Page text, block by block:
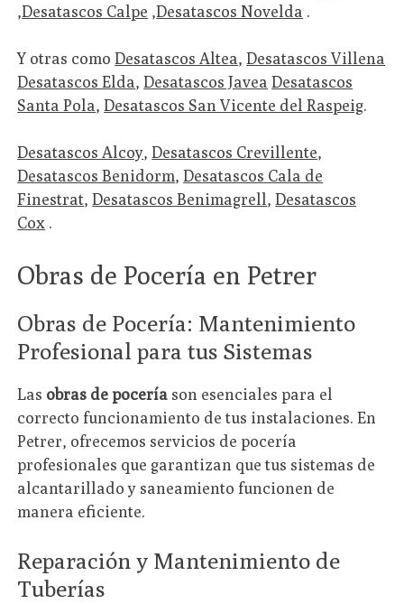
,Desatascos Calpe ,Desatascos Novelda .
Y otras comoDesatascos Altea,Desatascos Villena
Desatascos Elda,Desatascos Javea Desatascos
Santa Pola,Desatascos San Vicente del Raspeig.
Desatascos Alcoy,Desatascos Crevillente,
Desatascos Benidorm,Desatascos Cala de
Finestrat,Desatascos Benimagrell,Desatascos
Cox .
Obras de Pocería en Petrer
Obras de Pocería: Mantenimiento
Profesional para tus Sistemas
Las obras de pocería son esenciales para el
correcto funcionamiento de tus instalaciones. En
Petrer, ofrecemos servicios de pocería
profesionales que garantizan que tus sistemas de
alcantarillado y saneamiento funcionen de
manera eficiente.
Reparación y Mantenimiento de
Tuberías